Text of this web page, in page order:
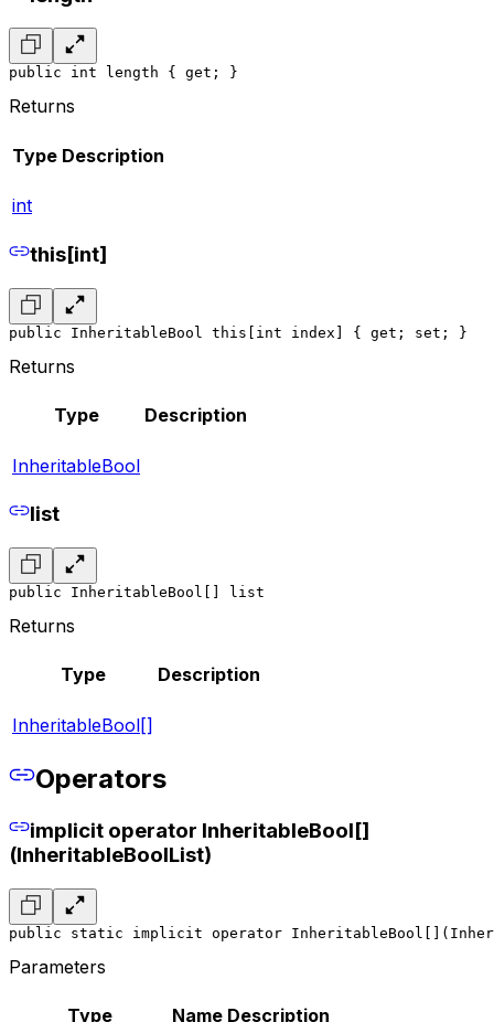
public int length { get; }
Returns
Type Description
int
this[int]
public InheritableBool this[int index] { get; set; }
Returns
Type Description
InheritableBool
list
public InheritableBool[] list
Returns
Type Description
InheritableBool[]
Operators
implicit operator InheritableBool[]
(InheritableBoolList)
public static implicit operator
Parameters
Type Name Description